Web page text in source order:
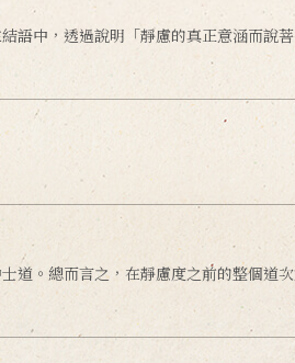
語中，透過說明「靜慮的真正意涵而說
。總而言之，在靜慮度之前的整個道次